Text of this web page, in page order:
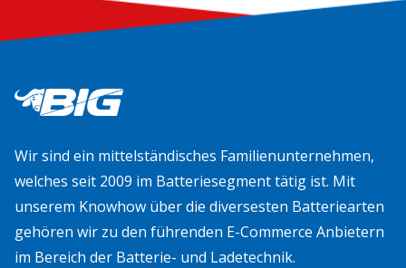
Wir sind ein mittelständisches Familienunternehmen,
welches seit 2009 im Batteriesegment tätig ist. Mit
unserem Knowhow über die diversesten Batteriearten
gehören wir zu den führenden E-Commerce Anbietern
im Bereich der Batterie- und Ladetechnik.